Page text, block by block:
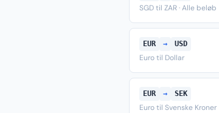
SGD til ZAR · Alle beløb
EUR → USD
Euro til Dollar
EUR → SEK
Euro til Svenske Kroner